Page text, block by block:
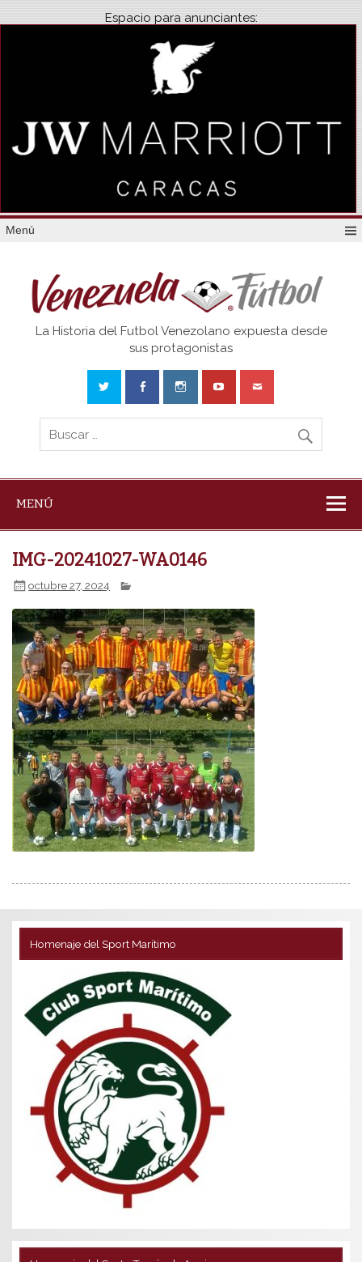
Espacio para anunciantes:
Menú
Venezuela
La Historia del Futbol Venezolano expuesta desde
sus protagonistas
MENÚ
IMG-20241027-WA0146
octubre 27, 2024
Homenaje del Sport Marítimo